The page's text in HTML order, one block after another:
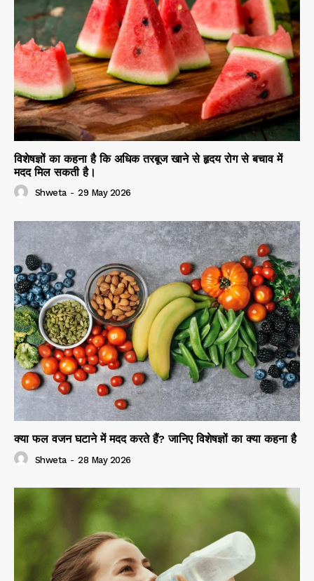
विशेषज्ञों का कहना है कि अधिक तरबूज खाने से हृदय रोग से बचाव में
मदद मिल सकती है।
Shweta - 29 May 2026
क्या फल वजन घटाने में मदद करते हैं? जानिए विशेषज्ञों का क्या कहना है
Shweta - 28 May 2026